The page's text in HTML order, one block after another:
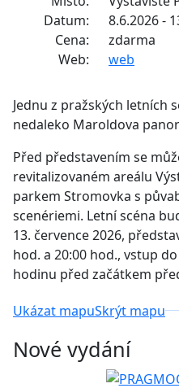
Datum:
8.6.2026 -
Cena:
zdarma
Web:
web
Jednu z pražských letních
nedaleko Maroldova
Před představením se
revitalizovaném areálu
parkem Stromovka s
scenériemi. Letní scéna
13. července 2026,
hod. a 20:00 hod., vstup
hodinu před začátkem
Ukázat mapuSkrýt mapu
Nové vydání